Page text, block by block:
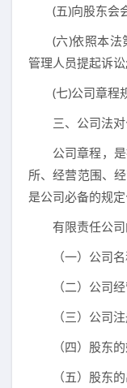
(五)向股东会
(六)依照本法
管理人员提起诉讼;
(七)公司章程
三、公司法
公司章程，
所、经营范围、
是公司必备的规
有限责任公司
（一）公司
（二）公司
（三）公司
（四）股东
（五）股东